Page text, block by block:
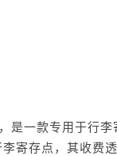
是一款专用于行李
寄存点，其收费